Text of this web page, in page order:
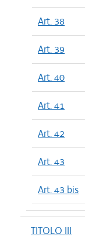
Art. 38
Art. 39
Art. 40
Art. 41
Art. 42
Art. 43
Art. 43 bis
TITOLO III